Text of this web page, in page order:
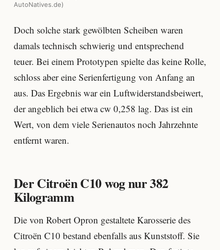
AutoNatives.de)
Doch solche stark gewölbten Scheiben waren
damals technisch schwierig und entsprechend
teuer. Bei einem Prototypen spielte das keine Rolle,
schloss aber eine Serienfertigung von Anfang an
aus. Das Ergebnis war ein Luftwiderstandsbeiwert,
der angeblich bei etwa cw 0,258 lag. Das ist ein
Wert, von dem viele Serienautos noch Jahrzehnte
entfernt waren.
Der Citroën C10 wog nur 382
Kilogramm
Die von Robert Opron gestaltete Karosserie des
Citroën C10 bestand ebenfalls aus Kunststoff. Sie